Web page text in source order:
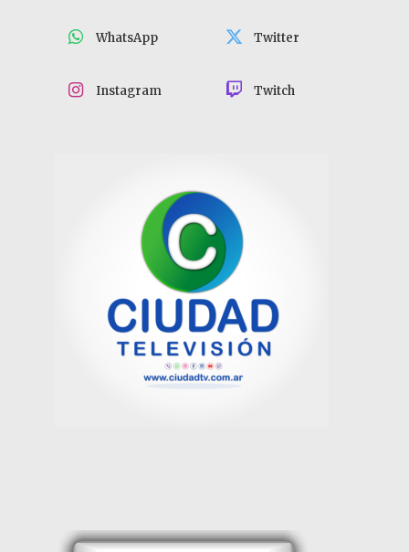
WhatsApp Twitter
Instagram Twitch